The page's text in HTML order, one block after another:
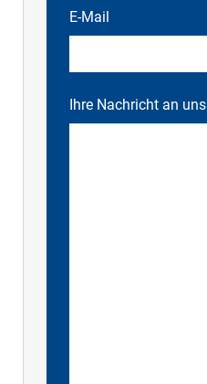
E-Mail
Ihre Nachricht an uns